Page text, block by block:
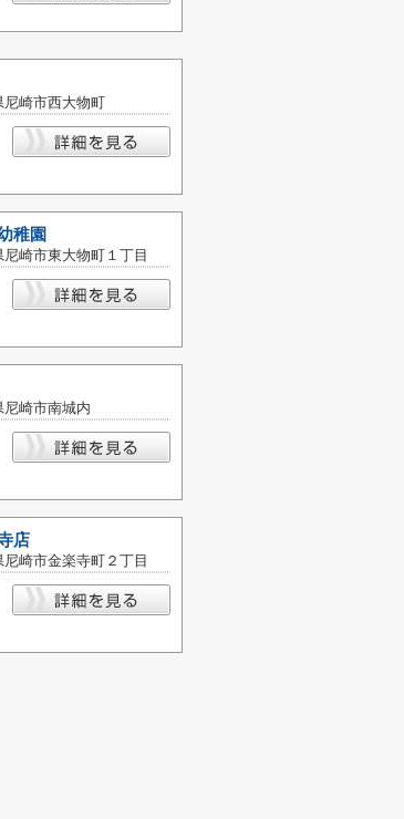
尼崎市西大物町
稚園
尼崎市東大物町１丁目
尼崎市南城内
店
尼崎市金楽寺町２丁目